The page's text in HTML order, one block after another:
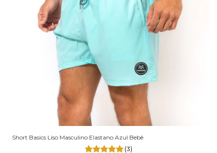
Short Basics Liso Masculino Elastano Azul Bebê
(3)